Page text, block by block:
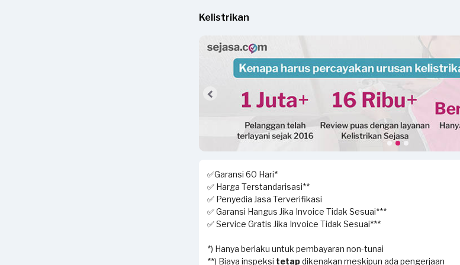
Kelistrikan
✅Garansi 60 Hari*
✅ Harga Terstandarisasi**
✅ Penyedia Jasa Terverifikasi
✅ Garansi Hangus Jika Invoice Tidak Sesuai***
✅ Service Gratis Jika Invoice Tidak Sesuai***
*) Hanya berlaku untuk pembayaran non-tunai
**) Biaya inspeksi tetapdikenakan meskipun ada pengerjaan